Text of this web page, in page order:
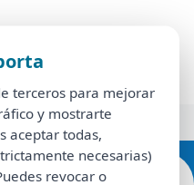
Llamar 900
terceros para mejorar
y mostrarte
aceptar todas,
necesarias)
revocar o
terceros para mejorar
y mostrarte
aceptar todas,
necesarias)
revocar o